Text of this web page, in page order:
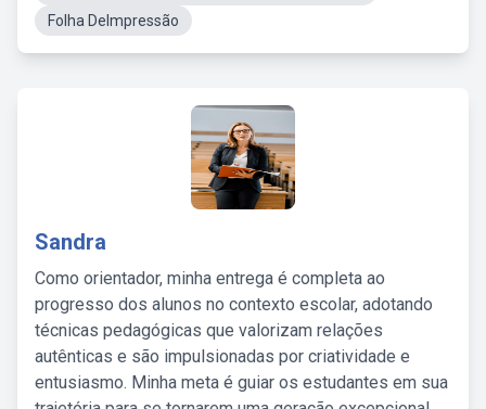
Folha DeImpressão
Sandra
Como orientador, minha entrega é completa ao
progresso dos alunos no contexto escolar, adotando
técnicas pedagógicas que valorizam relações
autênticas e são impulsionadas por criatividade e
entusiasmo. Minha meta é guiar os estudantes em sua